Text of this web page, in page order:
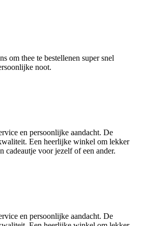
om thee te bestellenen super snel
noot.
en persoonlijke aandacht. De
Een heerlijke winkel om lekker
cadeautje voor jezelf of een ander.
en persoonlijke aandacht. De